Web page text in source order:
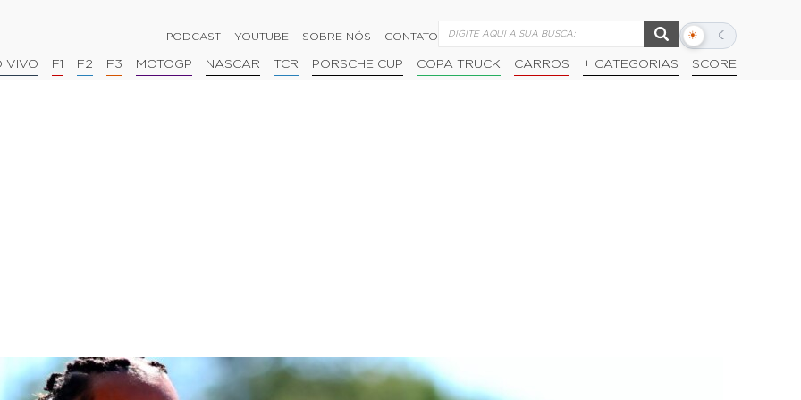
PODCAST YOUTUBE SOBRE NÓS CONTATO ☀ ☾
Alternar
escuro
VIVO F1 F2 F3 MOTOGP NASCAR TCR PORSCHE CUP COPA TRUCK CARROS + CATEGORIAS SCORE